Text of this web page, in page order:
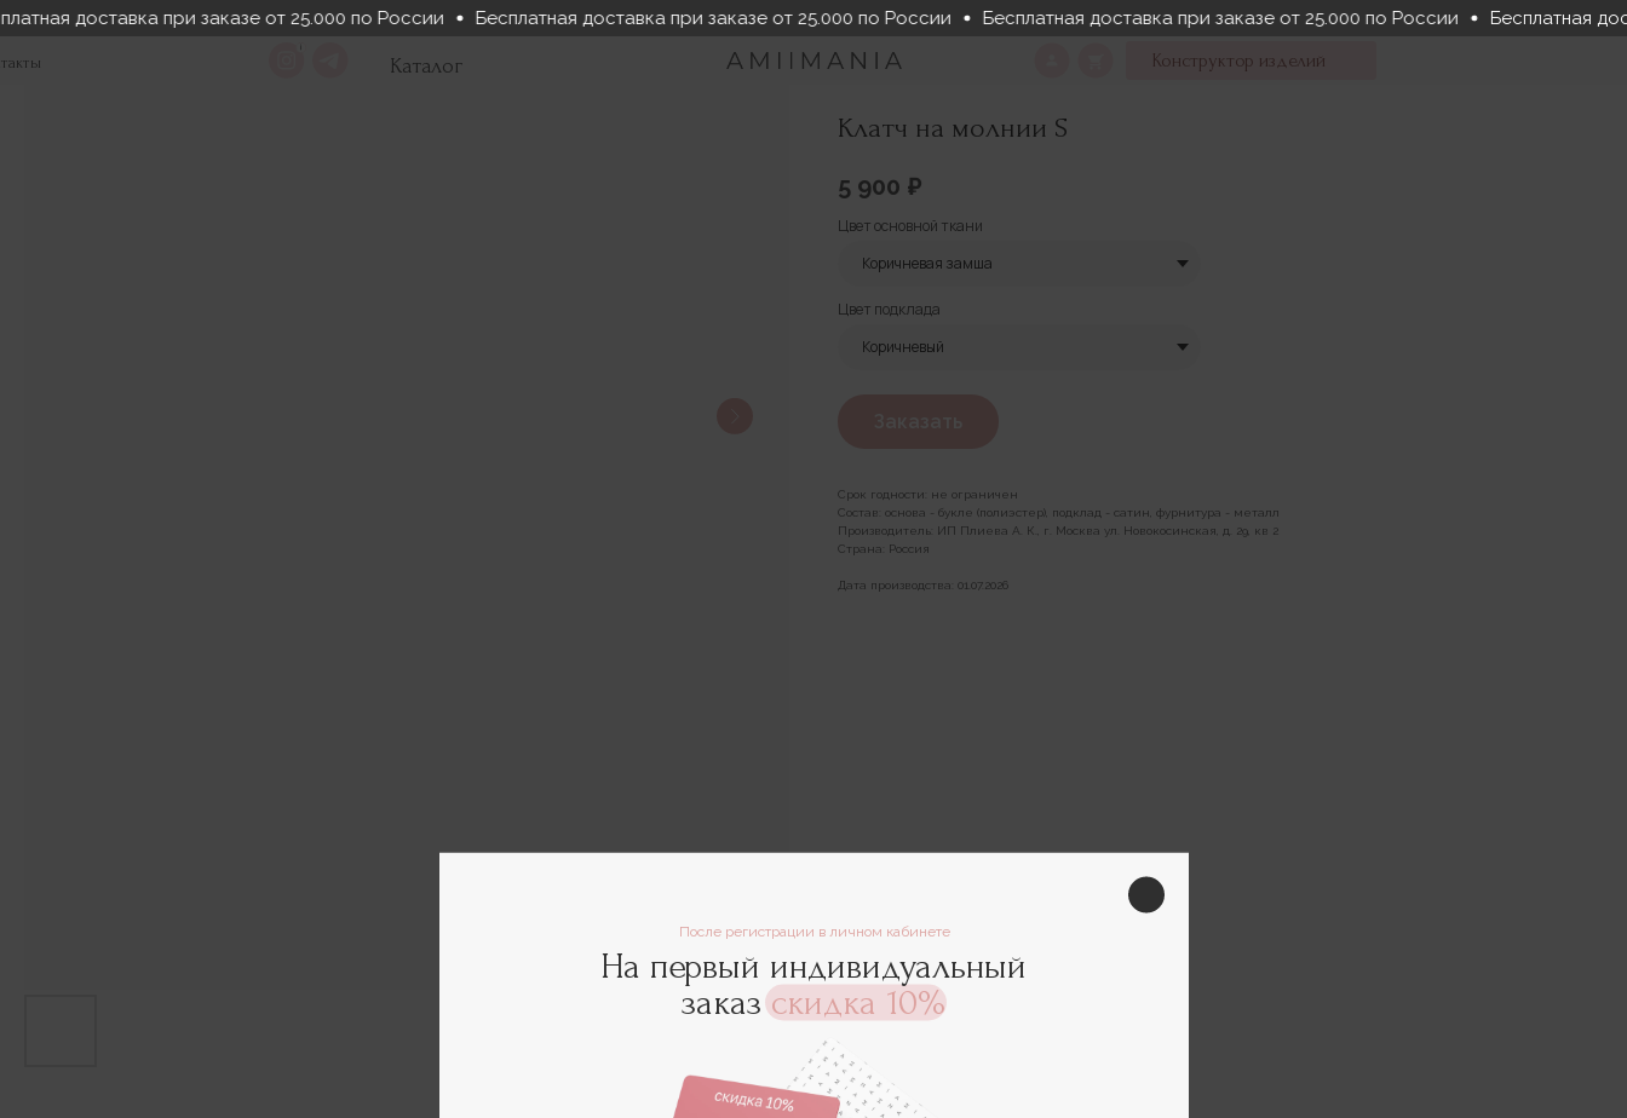
доставка при заказе от 25.000 по России Бесплатная доставка при заказе от 25.000 по России Бесплатная доставка при заказе от 25.000 по России
Бесплатная
Конструктор изделий
Каталог
После регистрации в личном кабинете
На первый индивидуальный
заказскидка 10%
Клатч на молнии S
5 900 ₽
Цвет основной ткани
Цвет подклада
Срок годности: не ограничен
Состав: основа - букле (полиэстер), подклад - сатин, фурнитура - металл
Производитель: ИП Плиева А. К., г. Москва ул. Новокосинская, д. 29, кв 2
Страна: Россия
Дата производства: 01.07.2026